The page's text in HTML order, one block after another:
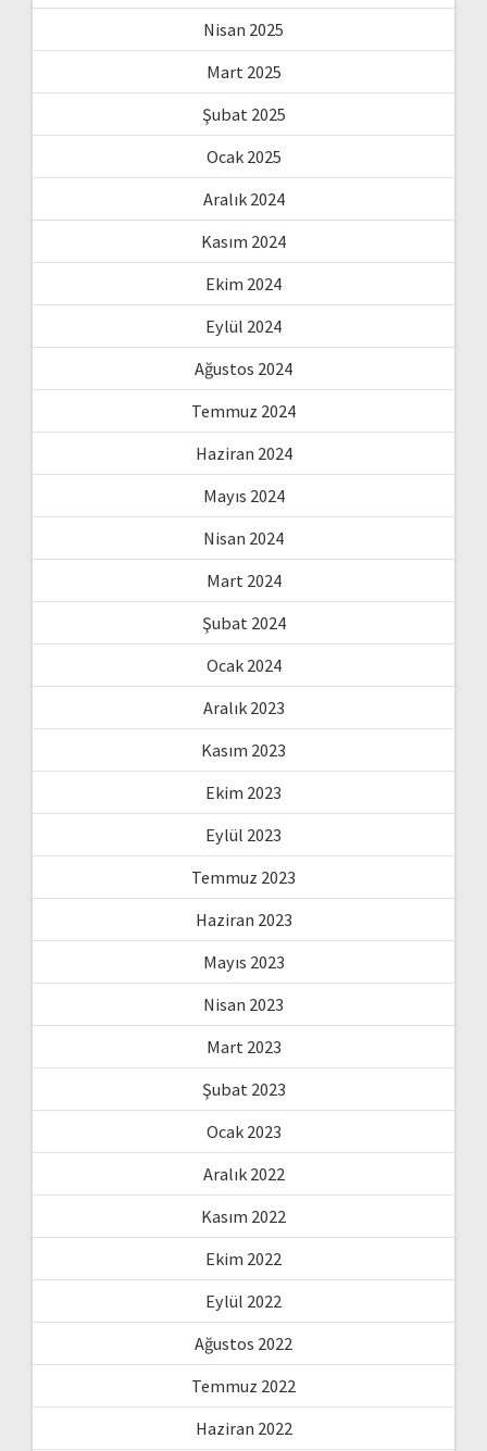
Nisan 2025
Mart 2025
Şubat 2025
Ocak 2025
Aralık 2024
Kasım 2024
Ekim 2024
Eylül 2024
Ağustos 2024
Temmuz 2024
Haziran 2024
Mayıs 2024
Nisan 2024
Mart 2024
Şubat 2024
Ocak 2024
Aralık 2023
Kasım 2023
Ekim 2023
Eylül 2023
Temmuz 2023
Haziran 2023
Mayıs 2023
Nisan 2023
Mart 2023
Şubat 2023
Ocak 2023
Aralık 2022
Kasım 2022
Ekim 2022
Eylül 2022
Ağustos 2022
Temmuz 2022
Haziran 2022